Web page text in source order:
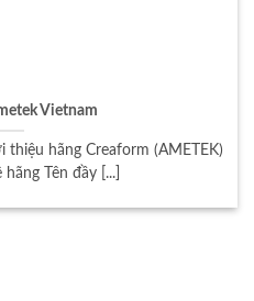
Vietnam
hãng Creaform (AMETEK)
Tên đầy [...]